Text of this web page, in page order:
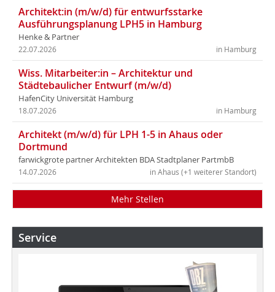
Architekt:in (m/w/d) für entwurfsstarke
Ausführungsplanung LPH5 in Hamburg
Henke & Partner
in Hamburg
22.07.2026
Wiss. Mitarbeiter:in – Architektur und
Städtebaulicher Entwurf (m/w/d)
HafenCity Universität Hamburg
in Hamburg
18.07.2026
Architekt (m/w/d) für LPH 1-5 in Ahaus oder
Dortmund
farwickgrote partner Architekten BDA Stadtplaner PartmbB
in Ahaus (+1 weiterer Standort)
14.07.2026
Mehr Stellen
Service